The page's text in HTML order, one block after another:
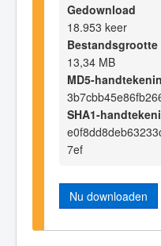
Gedownload
18.953 keer
Bestandsgrootte
13,34 MB
MD5-
SHA1-
7ef
Nu downloaden